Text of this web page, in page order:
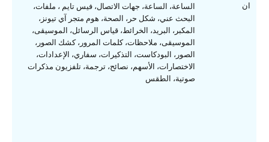
ان
الساعة، الساعة، جهات الاتصال، فيس تايم ، ملفات،
البحث عني، شكل حر، الصحة، هوم متجر آي تيونز،
المكبر، البريد، الخرائط، قياس الرسائل، الموسيقى،
الموسيقى، ملاحظات، كلمات المرور، كشك الصور،
الصور، البودكاست، التذكيرات، سفاري، الإعدادات،
الاختصارات، الأسهم، نصائح، ترجمة، تلفزيون مذكرات
صوتية، الطقس